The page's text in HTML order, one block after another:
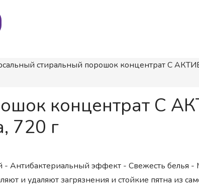
стиральный порошок концентрат С
концентрат С
720 г
- Антибактериальный эффект - Свежесть белья -
и удаляют загрязнения и стойкие пятна из